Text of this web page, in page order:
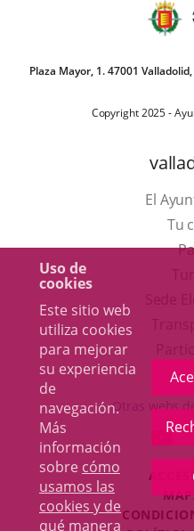
Uso de
cookies
Este sitio web
utiliza cookies
para mejorar
su experiencia
de
navegación.
Más
información
sobre cómo
usamos las
cookies y de
qué manera
Plaza Mayor, 1. 47001
Copyright 2025 -
El
Tu
Otras webs
A